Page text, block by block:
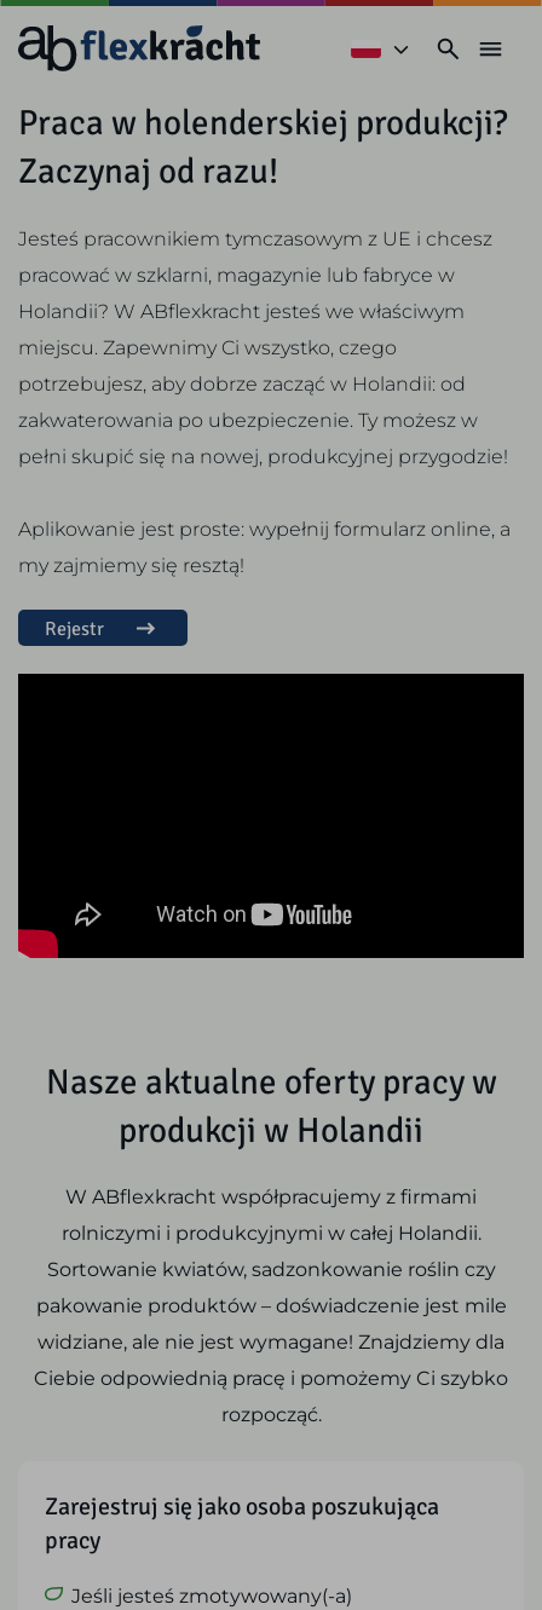
Praca w holenderskiej produkcji?
Zaczynaj od razu!
Jesteś pracownikiem tymczasowym z UE i chcesz
pracować w szklarni, magazynie lub fabryce w
Holandii? W ABflexkracht jesteś we właściwym
miejscu. Zapewnimy Ci wszystko, czego
potrzebujesz, aby dobrze zacząć w Holandii: od
zakwaterowania po ubezpieczenie. Ty możesz w
pełni skupić się na nowej, produkcyjnej przygodzie!
Aplikowanie jest proste: wypełnij formularz online, a
my zajmiemy się resztą!
Rejestr
Nasze aktualne oferty pracy w
produkcji w Holandii
W ABflexkracht współpracujemy z firmami
rolniczymi i produkcyjnymi w całej Holandii.
Sortowanie kwiatów, sadzonkowanie roślin czy
pakowanie produktów – doświadczenie jest mile
widziane, ale nie jest wymagane! Znajdziemy dla
Ciebie odpowiednią pracę i pomożemy Ci szybko
rozpocząć.
Zarejestruj się jako osoba poszukująca
pracy
Jeśli jesteś zmotywowany(-a)